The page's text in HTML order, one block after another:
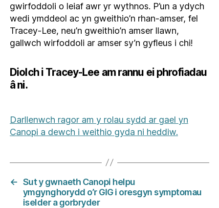
gwirfoddoli o leiaf awr yr wythnos. P’un a ydych
wedi ymddeol ac yn gweithio’n rhan-amser, fel
Tracey-Lee, neu’n gweithio’n amser llawn,
gallwch wirfoddoli ar amser sy’n gyfleus i chi!
Diolch i Tracey-Lee am rannu ei phrofiadau
â ni.
Darllenwch ragor am y rolau sydd ar gael yn
Canopi a dewch i weithio gyda ni heddiw.
← Sut y gwnaeth Canopi helpu
ymgynghorydd o’r GIG i oresgyn symptomau
iselder a gorbryder